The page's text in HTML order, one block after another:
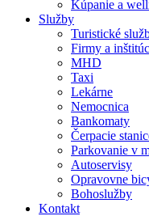
Kúpanie a
Služby
Turistické
Firmy a
MHD
Taxi
Lekárne
Nemocnica
Bankomaty
Čerpacie
Parkovanie v
Autoservisy
Opravovne
Bohoslužby
Kontakt